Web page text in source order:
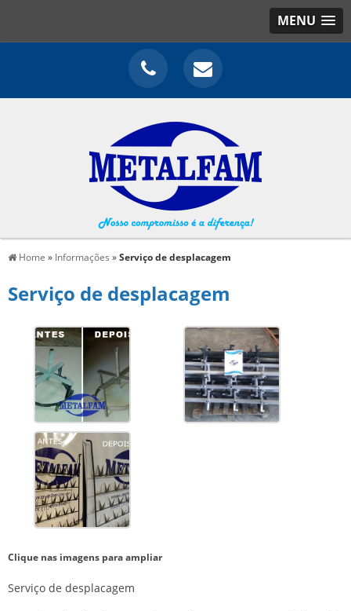
MENU
Home » Informações »Serviço de desplacagem
Serviço de desplacagem
Clique nas imagens para ampliar
Serviço de desplacagem